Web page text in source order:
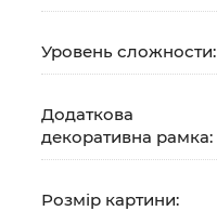
Уровень сложности:
Додаткова
декоративна рамка:
Розмір картини: